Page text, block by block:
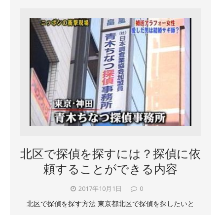
北区で探偵を探すには？探偵に依
頼することができる内容
2017年10月1日 0
北区で探偵を探す方法 東京都北区で探偵を探したいと